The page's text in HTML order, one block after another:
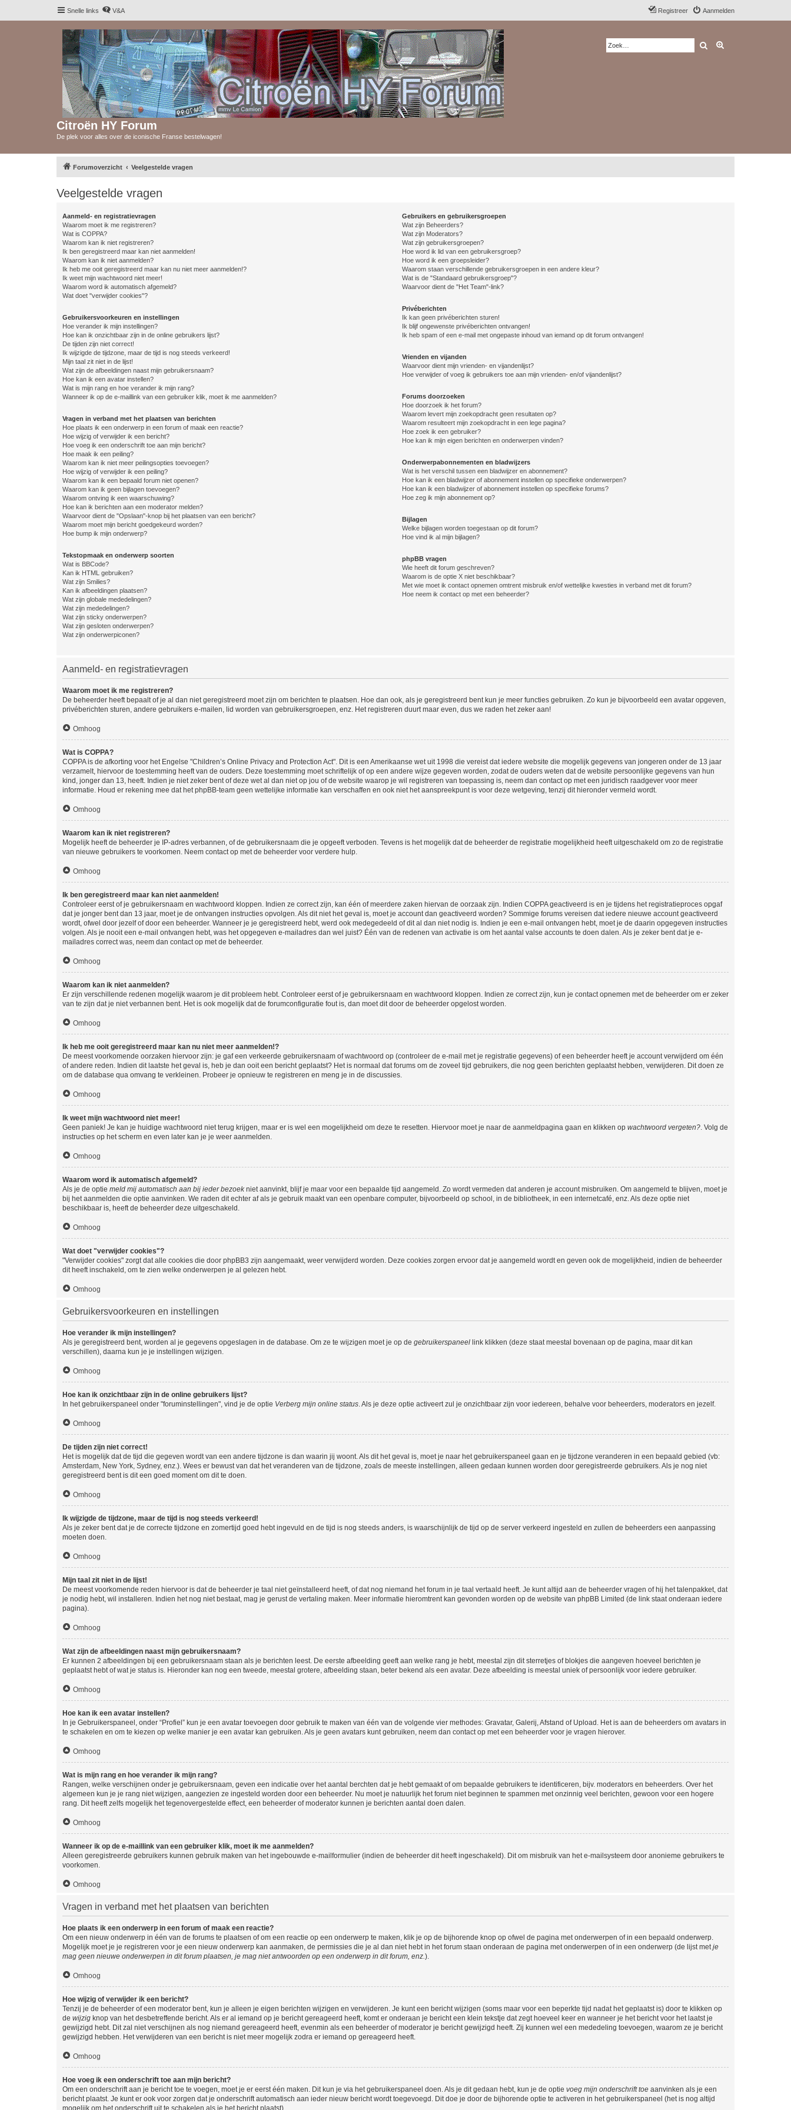
Snelle links V&A Aanmelden
Registreer
Citroën HY Forum
De plek voor alles over de iconische Franse bestelwagen!
Zoek
Forumoverzicht Veelgestelde vragen
Veelgestelde vragen
Aanmeld- en registratievragen
Waarom moet ik me registreren?
Wat is COPPA?
Waarom kan ik niet registreren?
Ik ben geregistreerd maar kan niet aanmelden!
Waarom kan ik niet aanmelden?
Ik heb me ooit geregistreerd maar kan nu niet meer aanmelden!?
Ik weet mijn wachtwoord niet meer!
Waarom word ik automatisch afgemeld?
Wat doet "verwijder cookies"?
Gebruikersvoorkeuren en instellingen
Hoe verander ik mijn instellingen?
Hoe kan ik onzichtbaar zijn in de online gebruikers lijst?
De tijden zijn niet correct!
Ik wijzigde de tijdzone, maar de tijd is nog steeds verkeerd!
Mijn taal zit niet in de lijst!
Wat zijn de afbeeldingen naast mijn gebruikersnaam?
Hoe kan ik een avatar instellen?
Wat is mijn rang en hoe verander ik mijn rang?
Wanneer ik op de e-maillink van een gebruiker klik, moet ik me aanmelden?
Vragen in verband met het plaatsen van berichten
Hoe plaats ik een onderwerp in een forum of maak een reactie?
Hoe wijzig of verwijder ik een bericht?
Hoe voeg ik een onderschrift toe aan mijn bericht?
Hoe maak ik een peiling?
Waarom kan ik niet meer peilingsopties toevoegen?
Hoe wijzig of verwijder ik een peiling?
Waarom kan ik een bepaald forum niet openen?
Waarom kan ik geen bijlagen toevoegen?
Waarom ontving ik een waarschuwing?
Hoe kan ik berichten aan een moderator melden?
Waarvoor dient de "Opslaan"-knop bij het plaatsen van een bericht?
Waarom moet mijn bericht goedgekeurd worden?
Hoe bump ik mijn onderwerp?
Tekstopmaak en onderwerp soorten
Wat is BBCode?
Kan ik HTML gebruiken?
Wat zijn Smilies?
Kan ik afbeeldingen plaatsen?
Wat zijn globale mededelingen?
Wat zijn mededelingen?
Wat zijn sticky onderwerpen?
Wat zijn gesloten onderwerpen?
Wat zijn onderwerpiconen?
Gebruikers en gebruikersgroepen
Wat zijn Beheerders?
Wat zijn Moderators?
Wat zijn gebruikersgroepen?
Hoe word ik lid van een gebruikersgroep?
Hoe word ik een groepsleider?
Waarom staan verschillende gebruikersgroepen in een andere kleur?
Wat is de "Standaard gebruikersgroep"?
Waarvoor dient de "Het Team"-link?
Privéberichten
Ik kan geen privéberichten sturen!
Ik blijf ongewenste privéberichten ontvangen!
Ik heb spam of een e-mail met ongepaste inhoud van iemand op dit forum ontvangen!
Vrienden en vijanden
Waarvoor dient mijn vrienden- en vijandenlijst?
Hoe verwijder of voeg ik gebruikers toe aan mijn vrienden- en/of vijandenlijst?
Forums doorzoeken
Hoe doorzoek ik het forum?
Waarom levert mijn zoekopdracht geen resultaten op?
Waarom resulteert mijn zoekopdracht in een lege pagina?
Hoe zoek ik een gebruiker?
Hoe kan ik mijn eigen berichten en onderwerpen vinden?
Onderwerpabonnementen en bladwijzers
Wat is het verschil tussen een bladwijzer en abonnement?
Hoe kan ik een bladwijzer of abonnement instellen op specifieke onderwerpen?
Hoe kan ik een bladwijzer of abonnement instellen op specifieke forums?
Hoe zeg ik mijn abonnement op?
Bijlagen
Welke bijlagen worden toegestaan op dit forum?
Hoe vind ik al mijn bijlagen?
phpBB vragen
Wie heeft dit forum geschreven?
Waarom is de optie X niet beschikbaar?
Met wie moet ik contact opnemen omtrent misbruik en/of wettelijke kwesties in verband met dit forum?
Hoe neem ik contact op met een beheerder?
Aanmeld- en registratievragen
Waarom moet ik me registreren?
De beheerder heeft bepaalt of je al dan niet geregistreerd moet zijn om berichten te plaatsen. Hoe dan ook, als je geregistreerd bent kun je meer functies gebruiken. Zo kun je bijvoorbeeld een avatar opgeven,
privéberichten sturen, andere gebruikers e-mailen, lid worden van gebruikersgroepen, enz. Het registreren duurt maar even, dus we raden het zeker aan!
Omhoog
Wat is COPPA?
COPPA is de afkorting voor het Engelse "Children’s Online Privacy and Protection Act". Dit is een Amerikaanse wet uit 1998 die vereist dat iedere website die mogelijk gegevens van jongeren onder de 13 jaar
verzamelt, hiervoor de toestemming heeft van de ouders. Deze toestemming moet schriftelijk of op een andere wijze gegeven worden, zodat de ouders weten dat de website persoonlijke gegevens van hun
kind, jonger dan 13, heeft. Indien je niet zeker bent of deze wet al dan niet op jou of de website waarop je wil registreren van toepassing is, neem dan contact op met een juridisch raadgever voor meer
informatie. Houd er rekening mee dat het phpBB-team geen wettelijke informatie kan verschaffen en ook niet het aanspreekpunt is voor deze wetgeving, tenzij dit hieronder vermeld wordt.
Omhoog
Waarom kan ik niet registreren?
Mogelijk heeft de beheerder je IP-adres verbannen, of de gebruikersnaam die je opgeeft verboden. Tevens is het mogelijk dat de beheerder de registratie mogelijkheid heeft uitgeschakeld om zo de registratie
van nieuwe gebruikers te voorkomen. Neem contact op met de beheerder voor verdere hulp.
Omhoog
Ik ben geregistreerd maar kan niet aanmelden!
Controleer eerst of je gebruikersnaam en wachtwoord kloppen. Indien ze correct zijn, kan één of meerdere zaken hiervan de oorzaak zijn. Indien COPPA geactiveerd is en je tijdens het registratieproces opgaf
dat je jonger bent dan 13 jaar, moet je de ontvangen instructies opvolgen. Als dit niet het geval is, moet je account dan geactiveerd worden? Sommige forums vereisen dat iedere nieuwe account geactiveerd
wordt, ofwel door jezelf of door een beheerder. Wanneer je je geregistreerd hebt, werd ook medegedeeld of dit al dan niet nodig is. Indien je een e-mail ontvangen hebt, moet je de daarin opgegeven instructies
volgen. Als je nooit een e-mail ontvangen hebt, was het opgegeven e-mailadres dan wel juist? Één van de redenen van activatie is om het aantal valse accounts te doen dalen. Als je zeker bent dat je e-
mailadres correct was, neem dan contact op met de beheerder.
Omhoog
Waarom kan ik niet aanmelden?
Er zijn verschillende redenen mogelijk waarom je dit probleem hebt. Controleer eerst of je gebruikersnaam en wachtwoord kloppen. Indien ze correct zijn, kun je contact opnemen met de beheerder om er zeker
van te zijn dat je niet verbannen bent. Het is ook mogelijk dat de forumconfiguratie fout is, dan moet dit door de beheerder opgelost worden.
Omhoog
Ik heb me ooit geregistreerd maar kan nu niet meer aanmelden!?
De meest voorkomende oorzaken hiervoor zijn: je gaf een verkeerde gebruikersnaam of wachtwoord op (controleer de e-mail met je registratie gegevens) of een beheerder heeft je account verwijderd om één
of andere reden. Indien dit laatste het geval is, heb je dan ooit een bericht geplaatst? Het is normaal dat forums om de zoveel tijd gebruikers, die nog geen berichten geplaatst hebben, verwijderen. Dit doen ze
om de database qua omvang te verkleinen. Probeer je opnieuw te registreren en meng je in de discussies.
Omhoog
Ik weet mijn wachtwoord niet meer!
Geen paniek! Je kan je huidige wachtwoord niet terug krijgen, maar er is wel een mogelijkheid om deze te resetten. Hiervoor moet je naar de aanmeldpagina gaan en klikken op wachtwoord vergeten? . Volg de
instructies op het scherm en even later kan je je weer aanmelden.
Omhoog
Waarom word ik automatisch afgemeld?
Als je de optie meld mij automatisch aan bij ieder bezoekniet aanvinkt, blijf je maar voor een bepaalde tijd aangemeld. Zo wordt vermeden dat anderen je account misbruiken. Om aangemeld te blijven, moet je
bij het aanmelden die optie aanvinken. We raden dit echter af als je gebruik maakt van een openbare computer, bijvoorbeeld op school, in de bibliotheek, in een internetcafé, enz. Als deze optie niet
beschikbaar is, heeft de beheerder deze uitgeschakeld.
Omhoog
Wat doet "verwijder cookies"?
"Verwijder cookies" zorgt dat alle cookies die door phpBB3 zijn aangemaakt, weer verwijderd worden. Deze cookies zorgen ervoor dat je aangemeld wordt en geven ook de mogelijkheid, indien de beheerder
dit heeft inschakeld, om te zien welke onderwerpen je al gelezen hebt.
Omhoog
Gebruikersvoorkeuren en instellingen
Hoe verander ik mijn instellingen?
Als je geregistreerd bent, worden al je gegevens opgeslagen in de database. Om ze te wijzigen moet je op de gebruikerspaneel link klikken (deze staat meestal bovenaan op de pagina, maar dit kan
verschillen), daarna kun je je instellingen wijzigen.
Omhoog
Hoe kan ik onzichtbaar zijn in de online gebruikers lijst?
In het gebruikerspaneel onder "foruminstellingen", vind je de optie Verberg mijn online status . Als je deze optie activeert zul je onzichtbaar zijn voor iedereen, behalve voor beheerders, moderators en jezelf.
Omhoog
De tijden zijn niet correct!
Het is mogelijk dat de tijd die gegeven wordt van een andere tijdzone is dan waarin jij woont. Als dit het geval is, moet je naar het gebruikerspaneel gaan en je tijdzone veranderen in een bepaald gebied (vb:
Amsterdam, New York, Sydney, enz.). Wees er bewust van dat het veranderen van de tijdzone, zoals de meeste instellingen, alleen gedaan kunnen worden door geregistreerde gebruikers. Als je nog niet
geregistreerd bent is dit een goed moment om dit te doen.
Omhoog
Ik wijzigde de tijdzone, maar de tijd is nog steeds verkeerd!
Als je zeker bent dat je de correcte tijdzone en zomertijd goed hebt ingevuld en de tijd is nog steeds anders, is waarschijnlijk de tijd op de server verkeerd ingesteld en zullen de beheerders een aanpassing
moeten doen.
Omhoog
Mijn taal zit niet in de lijst!
De meest voorkomende reden hiervoor is dat de beheerder je taal niet geïnstalleerd heeft, of dat nog niemand het forum in je taal vertaald heeft. Je kunt altijd aan de beheerder vragen of hij het talenpakket, dat
je nodig hebt, wil installeren. Indien het nog niet bestaat, mag je gerust de vertaling maken. Meer informatie hieromtrent kan gevonden worden op de website van phpBB Limited (de link staat onderaan iedere
pagina).
Omhoog
Wat zijn de afbeeldingen naast mijn gebruikersnaam?
Er kunnen 2 afbeeldingen bij een gebruikersnaam staan als je berichten leest. De eerste afbeelding geeft aan welke rang je hebt, meestal zijn dit sterretjes of blokjes die aangeven hoeveel berichten je
geplaatst hebt of wat je status is. Hieronder kan nog een tweede, meestal grotere, afbeelding staan, beter bekend als een avatar. Deze afbeelding is meestal uniek of persoonlijk voor iedere gebruiker.
Omhoog
Hoe kan ik een avatar instellen?
In je Gebruikerspaneel, onder “Profiel” kun je een avatar toevoegen door gebruik te maken van één van de volgende vier methodes: Gravatar, Galerij, Afstand of Upload. Het is aan de beheerders om avatars in
te schakelen en om te kiezen op welke manier je een avatar kan gebruiken. Als je geen avatars kunt gebruiken, neem dan contact op met een beheerder voor je vragen hierover.
Omhoog
Wat is mijn rang en hoe verander ik mijn rang?
Rangen, welke verschijnen onder je gebruikersnaam, geven een indicatie over het aantal berchten dat je hebt gemaakt of om bepaalde gebruikers te identificeren, bijv. moderators en beheerders. Over het
algemeen kun je je rang niet wijzigen, aangezien ze ingesteld worden door een beheerder. Nu moet je natuurlijk het forum niet beginnen te spammen met onzinnig veel berichten, gewoon voor een hogere
rang. Dit heeft zelfs mogelijk het tegenovergestelde effect, een beheerder of moderator kunnen je berichten aantal doen dalen.
Omhoog
Wanneer ik op de e-maillink van een gebruiker klik, moet ik me aanmelden?
Alleen geregistreerde gebruikers kunnen gebruik maken van het ingebouwde e-mailformulier (indien de beheerder dit heeft ingeschakeld). Dit om misbruik van het e-mailsysteem door anonieme gebruikers te
voorkomen.
Omhoog
Vragen in verband met het plaatsen van berichten
Hoe plaats ik een onderwerp in een forum of maak een reactie?
Om een nieuw onderwerp in één van de forums te plaatsen of om een reactie op een onderwerp te maken, klik je op de bijhorende knop op ofwel de pagina met onderwerpen of in een bepaald onderwerp.
Mogelijk moet je je registreren voor je een nieuw onderwerp kan aanmaken, de permissies die je al dan niet hebt in het forum staan onderaan de pagina met onderwerpen of in een onderwerp (de lijst met je
mag geen nieuwe onderwerpen in dit forum plaatsen, je mag niet antwoorden op een onderwerp in dit forum, enz. ).
Omhoog
Hoe wijzig of verwijder ik een bericht?
Tenzij je de beheerder of een moderator bent, kun je alleen je eigen berichten wijzigen en verwijderen. Je kunt een bericht wijzigen (soms maar voor een beperkte tijd nadat het geplaatst is) door te klikken op
de wijzig knop van het desbetreffende bericht. Als er al iemand op je bericht gereageerd heeft, komt er onderaan je bericht een klein tekstje dat zegt hoeveel keer en wanneer je het bericht voor het laatst je
gewijzigd hebt. Dit zal niet verschijnen als nog niemand gereageerd heeft, evenmin als een beheerder of moderator je bericht gewijzigd heeft. Zij kunnen wel een mededeling toevoegen, waarom ze je bericht
gewijzigd hebben. Het verwijderen van een bericht is niet meer mogelijk zodra er iemand op gereageerd heeft.
Omhoog
Hoe voeg ik een onderschrift toe aan mijn bericht?
Om een onderschrift aan je bericht toe te voegen, moet je er eerst één maken. Dit kun je via het gebruikerspaneel doen. Als je dit gedaan hebt, kun je de optie voeg mijn onderschrift toe aanvinken als je een
bericht plaatst. Je kunt er ook voor zorgen dat je onderschrift automatisch aan ieder nieuw bericht wordt toegevoegd. Dit doe je door de bijhorende optie te activeren in het gebruikerspaneel (het is nog altijd
mogelijk om het onderschrift uit te schakelen als je het bericht plaatst).